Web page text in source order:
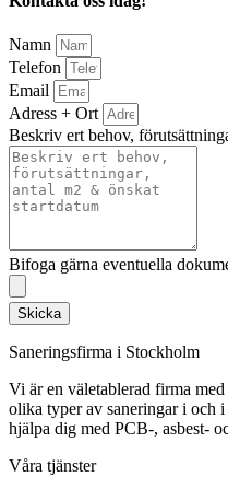
Namn
Telefon
Email
Adress + Ort
Beskriv ert behov,
Bifoga gärna eventuella
Skicka
Saneringsfirma i Stockholm
Vi är en väletablerad firma
olika typer av saneringar i och
hjälpa dig med PCB-, asbest-
Våra tjänster